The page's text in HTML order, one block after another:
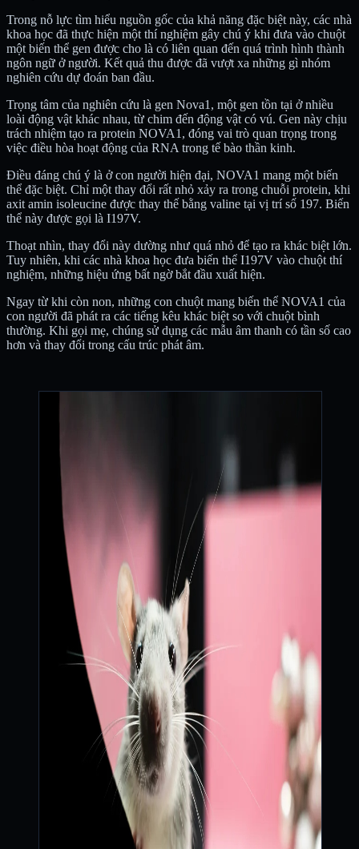
Trong nỗ lực tìm hiểu nguồn gốc của khả năng đặc biệt này, các nhà
khoa học đã thực hiện một thí nghiệm gây chú ý khi đưa vào chuột
một biến thể gen được cho là có liên quan đến quá trình hình thành
ngôn ngữ ở người. Kết quả thu được đã vượt xa những gì nhóm
nghiên cứu dự đoán ban đầu.
Trọng tâm của nghiên cứu là gen Nova1, một gen tồn tại ở nhiều
loài động vật khác nhau, từ chim đến động vật có vú. Gen này chịu
trách nhiệm tạo ra protein NOVA1, đóng vai trò quan trọng trong
việc điều hòa hoạt động của RNA trong tế bào thần kinh.
Điều đáng chú ý là ở con người hiện đại, NOVA1 mang một biến
thể đặc biệt. Chỉ một thay đổi rất nhỏ xảy ra trong chuỗi protein, khi
axit amin isoleucine được thay thế bằng valine tại vị trí số 197. Biến
thể này được gọi là I197V.
Thoạt nhìn, thay đổi này dường như quá nhỏ để tạo ra khác biệt lớn.
Tuy nhiên, khi các nhà khoa học đưa biến thể I197V vào chuột thí
nghiệm, những hiệu ứng bất ngờ bắt đầu xuất hiện.
Ngay từ khi còn non, những con chuột mang biến thể NOVA1 của
con người đã phát ra các tiếng kêu khác biệt so với chuột bình
thường. Khi gọi mẹ, chúng sử dụng các mẫu âm thanh có tần số cao
hơn và thay đổi trong cấu trúc phát âm.